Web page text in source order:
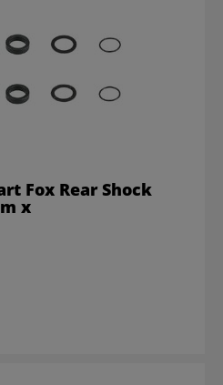
Fox Rear Shock
x